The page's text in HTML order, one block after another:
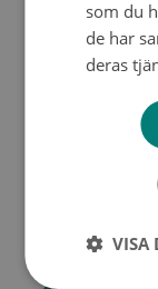
som du
de har
deras
VISA